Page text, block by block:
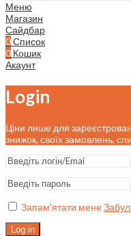
Меню
Магазин
Сайдбар
0Список
0 Кошик
Акаунт
Login
Ціни лише для
знижок, своїх замовлень,
Запам'ятати мене
Log in